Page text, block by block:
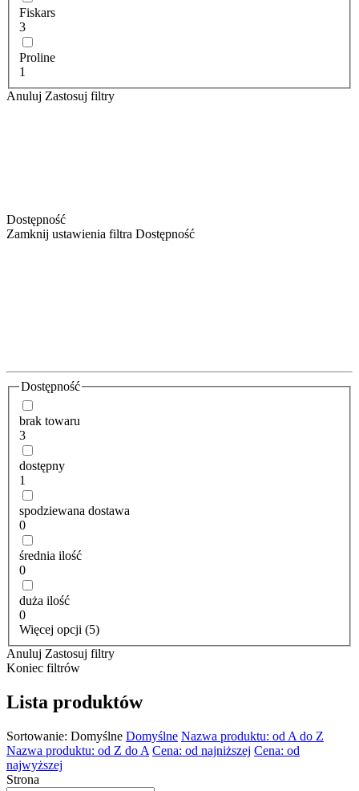
Fiskars
3
Proline
1
Anuluj Zastosuj filtry
Dostępność
Zamknij ustawienia filtra Dostępność
Dostępność
brak towaru
3
dostępny
1
spodziewana dostawa
0
średnia ilość
0
duża ilość
0
Więcej opcji (5)
Anuluj Zastosuj filtry
Koniec filtrów
Lista produktów
Sortowanie: Domyślne Domyślne Nazwa produktu: od A do Z
Nazwa produktu: od Z do A Cena: od najniższej Cena: od
najwyższej
Strona